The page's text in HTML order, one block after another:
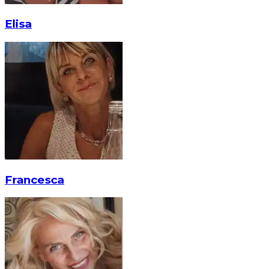
Elisa
Francesca